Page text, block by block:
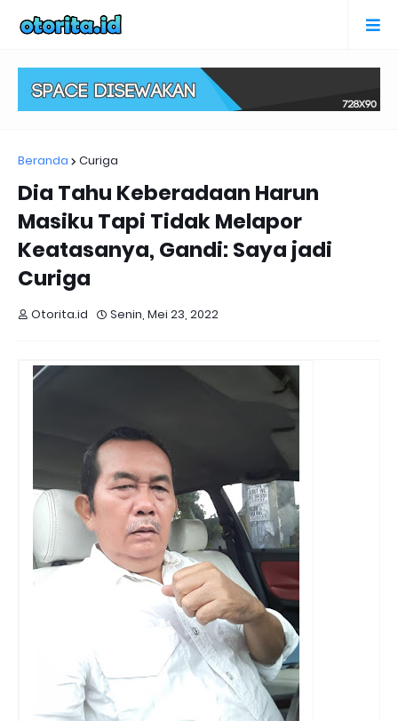
Beranda Curiga
Dia Tahu Keberadaan Harun
Masiku Tapi Tidak Melapor
Keatasanya, Gandi: Saya jadi
Curiga
Otorita.id Senin, Mei 23, 2022